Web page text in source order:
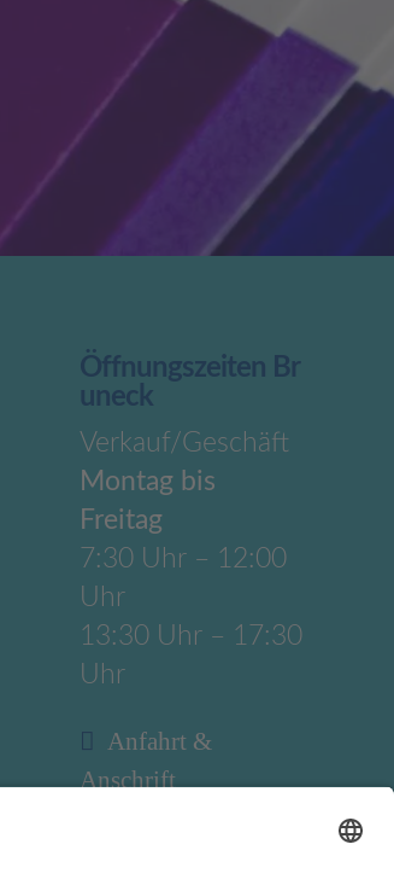
Öffnungszeiten Br
uneck
Verkauf/Geschäft
Montag bis
Freitag
7:30 Uhr – 12:00
Uhr
13:30 Uhr – 17:30
Uhr
Anfahrt &
Anschrift